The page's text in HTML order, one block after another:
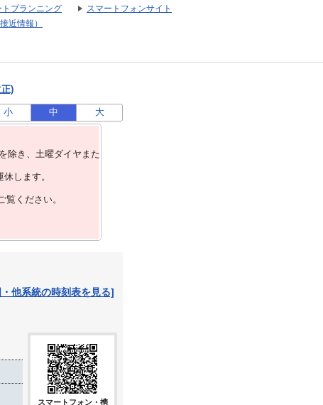
トプランニング
スマートフォンサイト
近情報）
)
小 中 大
除き、⼟曜ダイヤまた
します。
覧ください。
他系統の時刻表を見る]
スマートフォン・携